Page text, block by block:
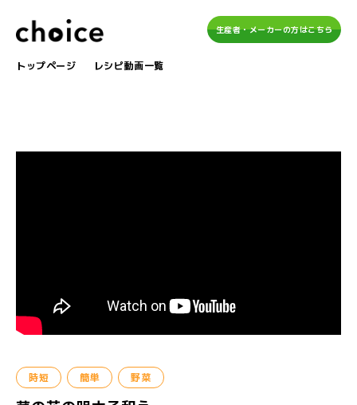
トップページ レシピ動画一覧
生産者・メーカーの方はこちら
時短 簡単 野菜